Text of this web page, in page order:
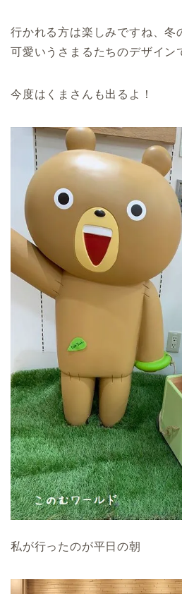
行かれる方は楽しみですね、冬
可愛いうさまるたちのデザイン
今度はくまさんも出るよ！
私が行ったのが平日の朝